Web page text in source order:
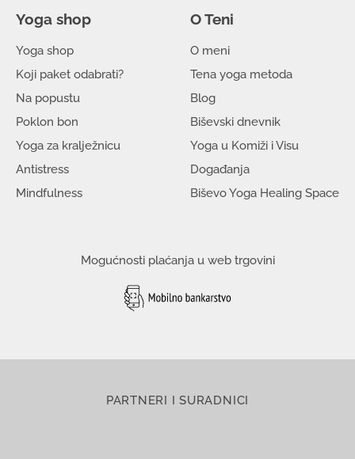
Yoga shop
Yoga shop
Koji paket odabrati?
Na popustu
Poklon bon
Yoga za kralježnicu
Antistress
Mindfulness
O Teni
O meni
Tena yoga metoda
Blog
Biševski dnevnik
Yoga u Komiži i Visu
Događanja
Biševo Yoga Healing Space
Mogućnosti plaćanja u web trgovini
PARTNERI I SURADNICI